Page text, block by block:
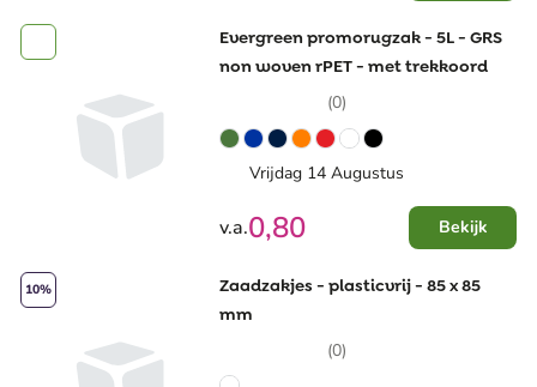
Evergreen promorugzak - 5L - GRS
non woven rPET - met trekkoord
(0)
Vrijdag 14 Augustus
v.a.0,80 Bekijk
10%
Zaadzakjes - plasticvrij - 85 x 85
mm
(0)